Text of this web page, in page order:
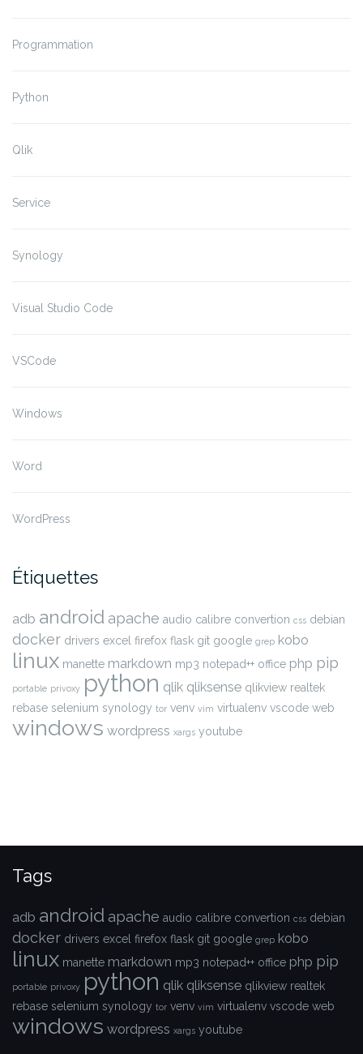
Programmation
Python
Qlik
Service
Synology
Visual Studio Code
VSCode
Windows
Word
WordPress
Étiquettes
adb android apache audio calibre convertion css debian
docker drivers excel firefox flask git google grep kobo
linux manette markdown mp3 notepad++ office php pip
portable privoxy python qlik qliksense qlikview realtek
rebase selenium synology tor venv vim virtualenv vscode web
windows wordpress xargs youtube
Tags
adb android apache audio calibre convertion css debian
docker drivers excel firefox flask git google grep kobo
linux manette markdown mp3 notepad++ office php pip
portable privoxy python qlik qliksense qlikview realtek
rebase selenium synology tor venv vim virtualenv vscode web
windows wordpress xargs youtube